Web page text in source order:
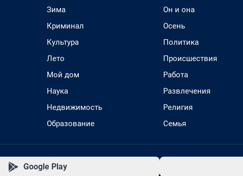
Зима
Криминал
Культура
Лето
Мой дом
Наука
Недвижимость
Образование
Он и она
Осень
Политика
Происшествия
Работа
Развлечения
Религия
Семья
Google Play